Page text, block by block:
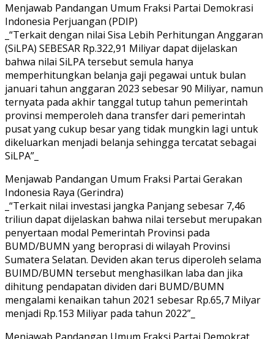
Menjawab Pandangan Umum Fraksi Partai Demokrasi
Indonesia Perjuangan (PDIP)
_“Terkait dengan nilai Sisa Lebih Perhitungan Anggaran
(SiLPA) SEBESAR Rp.322,91 Miliyar dapat dijelaskan
bahwa nilai SiLPA tersebut semula hanya
memperhitungkan belanja gaji pegawai untuk bulan
januari tahun anggaran 2023 sebesar 90 Miliyar, namun
ternyata pada akhir tanggal tutup tahun pemerintah
provinsi memperoleh dana transfer dari pemerintah
pusat yang cukup besar yang tidak mungkin lagi untuk
dikeluarkan menjadi belanja sehingga tercatat sebagai
SiLPA”_
Menjawab Pandangan Umum Fraksi Partai Gerakan
Indonesia Raya (Gerindra)
_“Terkait nilai investasi jangka Panjang sebesar 7,46
triliun dapat dijelaskan bahwa nilai tersebut merupakan
penyertaan modal Pemerintah Provinsi pada
BUMD/BUMN yang beroprasi di wilayah Provinsi
Sumatera Selatan. Deviden akan terus diperoleh selama
BUIMD/BUMN tersebut menghasilkan laba dan jika
dihitung pendapatan dividen dari BUMD/BUMN
mengalami kenaikan tahun 2021 sebesar Rp.65,7 Milyar
menjadi Rp.153 Miliyar pada tahun 2022”_